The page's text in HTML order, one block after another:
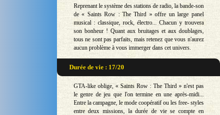
Reprenant le système des stations de radio, la bande-son
de « Saints Row : The Third » offre un large panel
musical : classique, rock, électro... Chacun y trouvera
son bonheur ! Quant aux bruitages et aux doublages,
tous ne sont pas parfaits, mais retenez que vous n'aurez
aucun problème à vous immerger dans cet univers.
Durée de vie : 17/20
GTA-like oblige, « Saints Row : The Third » n'est pas
le genre de jeu que l'on termine en une après-midi...
Entre la campagne, le mode coopératif ou les free- styles
entre deux missions, la durée de vie se compte en